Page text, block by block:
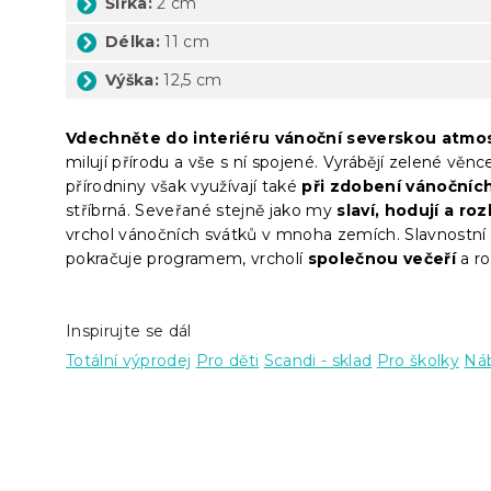
Délka: 11 cm
Výška:12,5 cm
Vdechněte do interiéru vánoční severskou
milují přírodu a vše s ní spojené. Vyrábějí zelené
přírodniny však využívají také při zdobení
stříbrná. Seveřané stejně jako my slaví, hodují a
vrchol vánočních svátků v mnoha zemích.
pokračuje programem, vrcholí společnou večeřía
Inspirujte se dál
Totální výprodej Pro děti Scandi - sklad Pro školky